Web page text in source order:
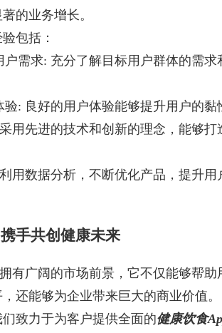
的业务增长。
包括：
户需求: 充分了解目标用户群体的需
验: 良好的用户体验能够提升用户的黏
用先进的技术和创新的理念，能够打
用数据分析，不断优化产品，提升
手共创健康未来
有广阔的市场前景，它不仅能够帮
还能够为企业带来巨大的商业价值
致力于为客户提供全面的健康饮食